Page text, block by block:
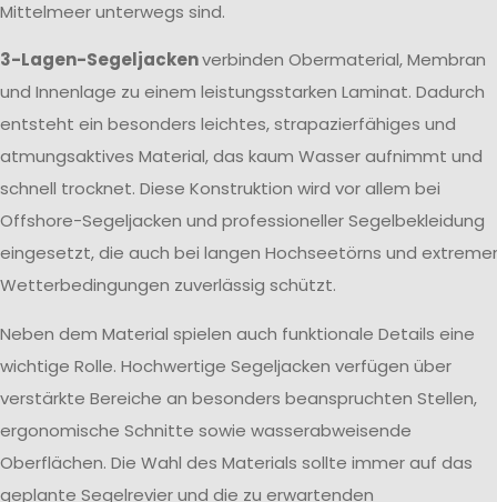
Mittelmeer unterwegs sind.
3-Lagen-Segeljackenverbinden Obermaterial, Membran
und Innenlage zu einem leistungsstarken Laminat. Dadurch
entsteht ein besonders leichtes, strapazierfähiges und
atmungsaktives Material, das kaum Wasser aufnimmt und
schnell trocknet. Diese Konstruktion wird vor allem bei
Offshore-Segeljacken und professioneller Segelbekleidung
eingesetzt, die auch bei langen Hochseetörns und
Wetterbedingungen zuverlässig schützt.
Neben dem Material spielen auch funktionale Details eine
wichtige Rolle. Hochwertige Segeljacken verfügen über
verstärkte Bereiche an besonders beanspruchten Stellen,
ergonomische Schnitte sowie wasserabweisende
Oberflächen. Die Wahl des Materials sollte immer auf das
geplante Segelrevier und die zu erwartenden